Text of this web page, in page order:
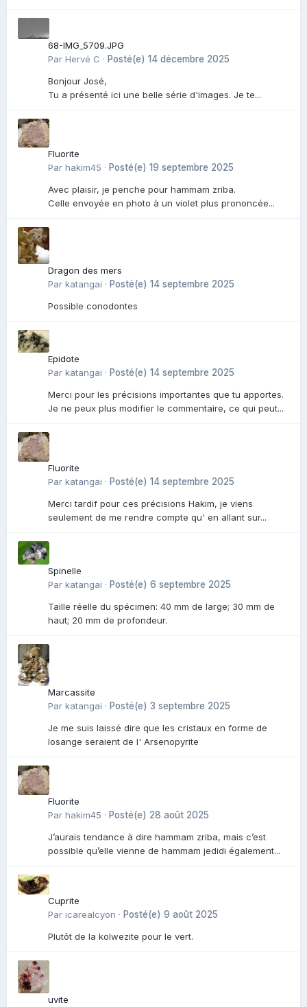
68-IMG_5709.JPG
Par Hervé C · Posté(e) 14 décembre 2025
Bonjour José,
Tu a présenté ici une belle série d'images. Je te...
Fluorite
Par hakim45 · Posté(e) 19 septembre 2025
Avec plaisir, je penche pour hammam zriba.
Celle envoyée en photo à un violet plus prononcée...
Dragon des mers
Par katangai · Posté(e) 14 septembre 2025
Possible conodontes
Epidote
Par katangai · Posté(e) 14 septembre 2025
Merci pour les précisions importantes que tu apportes.
Je ne peux plus modifier le commentaire, ce qui peut...
Fluorite
Par katangai · Posté(e) 14 septembre 2025
Merci tardif pour ces précisions Hakim, je viens
seulement de me rendre compte qu' en allant sur...
Spinelle
Par katangai · Posté(e) 6 septembre 2025
Taille réelle du spécimen: 40 mm de large; 30 mm de
haut; 20 mm de profondeur.
Marcassite
Par katangai · Posté(e) 3 septembre 2025
Je me suis laissé dire que les cristaux en forme de
losange seraient de l' Arsenopyrite
Fluorite
Par hakim45 · Posté(e) 28 août 2025
J’aurais tendance à dire hammam zriba, mais c’est
possible qu’elle vienne de hammam jedidi également...
Cuprite
Par icarealcyon · Posté(e) 9 août 2025
Plutôt de la kolwezite pour le vert.
uvite